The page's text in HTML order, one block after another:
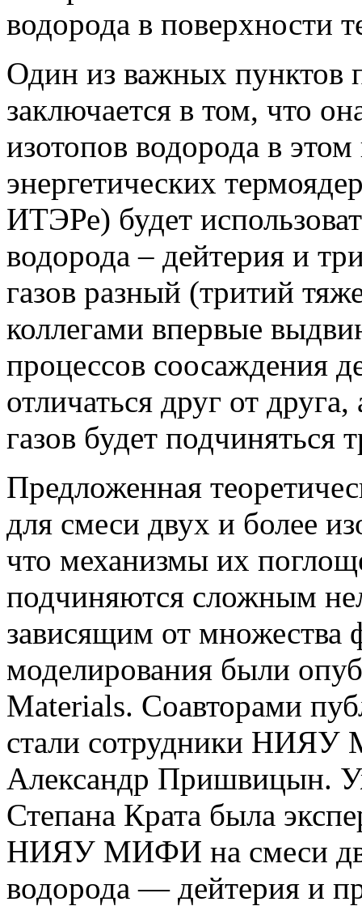
водорода в поверхности
Один из важных пунктов
заключается в том, что
изотопов водорода в
энергетических
ИТЭРе) будет
водорода – дейтерия и
газов разный (тритий
коллегами впервые
процессов соосаждения
отличаться друг от
газов будет подчиняться
Предложенная
для смеси двух и более
что механизмы их
подчиняются сложным
зависящим от множества
моделирования были
Materials. Соавторами
стали сотрудники
Александр Пришвицын.
Степана Крата была
НИЯУ МИФИ на смеси
водорода — дейтерия и